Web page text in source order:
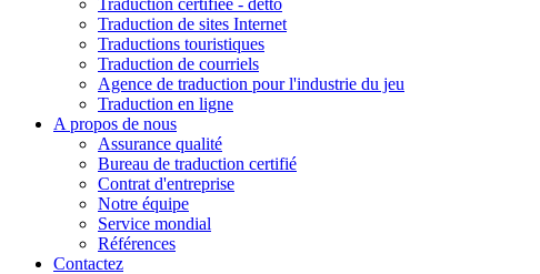
Traduction certifiée - detto
Traduction de sites Internet
Traductions touristiques
Traduction de courriels
Agence de traduction pour l'industrie du jeu
Traduction en ligne
A propos de nous
Assurance qualité
Bureau de traduction certifié
Contrat d'entreprise
Notre équipe
Service mondial
Références
Contactez